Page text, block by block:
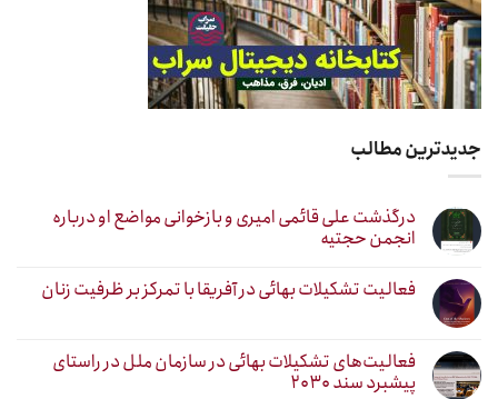
جدیدترین مطالب
درگذشت علی قائمی امیری و بازخوانی مواضع او درباره
انجمن حجتیه
فعالیت تشکیلات بهائی در آفریقا با تمرکز بر ظرفیت زنان
فعالیت‌های تشکیلات بهائی در سازمان ملل در راستای
پیشبرد سند ۲۰۳۰